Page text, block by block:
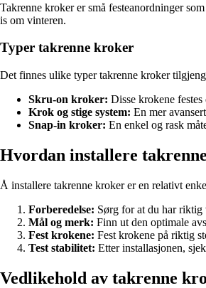
Takrenne kroker er små festeanordninger
is om vinteren.
Typer takrenne kroker
Det finnes ulike typer takrenne kroker
Skru-on kroker: Disse krokene
Krok og stige system: En mer
Snap-in kroker: En enkel og rask
Hvordan installere
Å installere takrenne kroker er en relativt
Forberedelse: Sørg for at du har riktig
Mål og merk: Finn ut den optimale
Fest krokene: Fest krokene på riktig
Test stabilitet: Etter installasjonen,
Vedlikehold av takrenne